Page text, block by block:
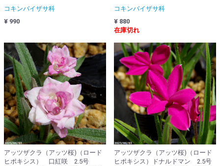
コキンバイザサ科
¥ 990
コキンバイザサ科
¥ 880
在庫切れ
アッツザクラ（アッツ桜)（ロード
ヒポキシス） 口紅咲 2.5号
アッツザクラ（アッツ桜)（ロード
ヒポキシス）ドナルドマン 2.5号